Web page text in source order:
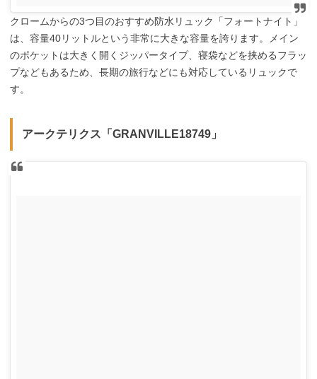
クロームからの3つ目のおすすめ防水リュック「フォートナイト」
は、容量40リットルという非常に大きな容量を誇ります。メイン
のポケットは大きく開くジッパータイプ、寝袋などを挟めるフラッ
プなどもあるため、長期の旅行などにも対応しているリュックで
す。
アークテリクス「GRANVILLE18749」